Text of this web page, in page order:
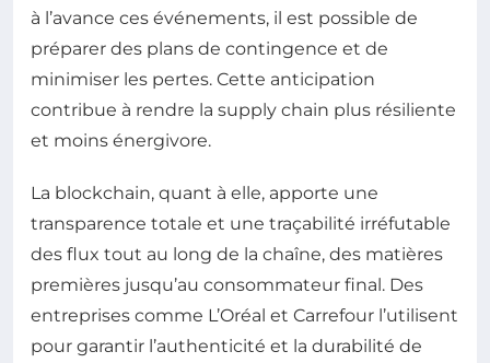
à l’avance ces événements, il est possible de
préparer des plans de contingence et de
minimiser les pertes. Cette anticipation
contribue à rendre la supply chain plus résiliente
et moins énergivore.
La blockchain, quant à elle, apporte une
transparence totale et une traçabilité irréfutable
des flux tout au long de la chaîne, des matières
premières jusqu’au consommateur final. Des
entreprises comme L’Oréal et Carrefour l’utilisent
pour garantir l’authenticité et la durabilité de